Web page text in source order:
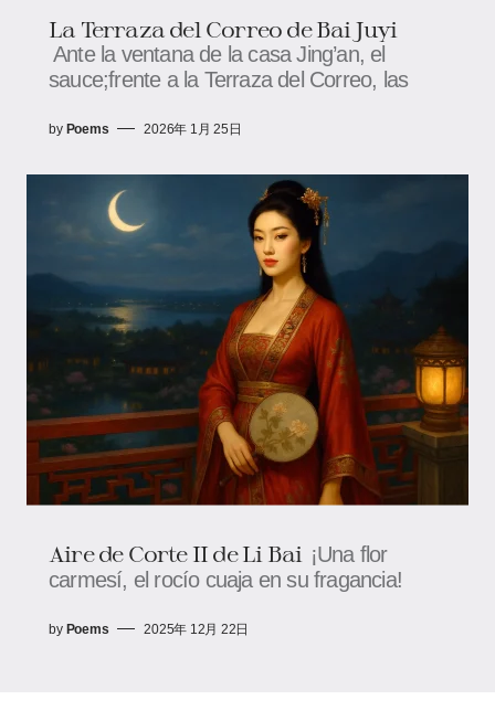
La Terraza del Correo de Bai Juyi
Ante la ventana de la casa Jing’an, el
sauce;frente a la Terraza del Correo, las
by Poems 2026年 1月 25日
Aire de Corte II de Li Bai ¡Una flor
carmesí, el rocío cuaja en su fragancia!
by Poems 2025年 12月 22日